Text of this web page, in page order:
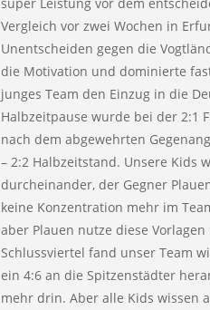
Vergleich vor zwei Wochen in
Unentscheiden gegen die
die Motivation und dominierte
junges Team den Einzug in die
Halbzeitpause wurde bei der 2:1
nach dem abgewehrten
– 2:2 Halbzeitstand. Unsere Kids
durcheinander, der Gegner
keine Konzentration mehr im
aber Plauen nutze diese
Schlussviertel fand unser Team
ein 4:6 an die Spitzenstädter
mehr drin. Aber alle Kids wissen